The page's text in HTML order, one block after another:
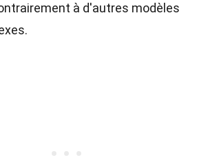
à d'autres modèles